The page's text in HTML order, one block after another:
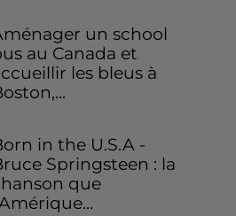
un school
au Canada et
les bleus à
in the U.S.A -
Springsteen : la
que